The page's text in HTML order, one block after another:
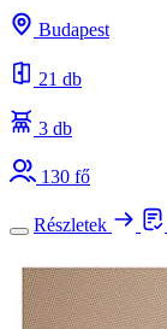
Budapest
21 db
3 db
130 fő
Részletek